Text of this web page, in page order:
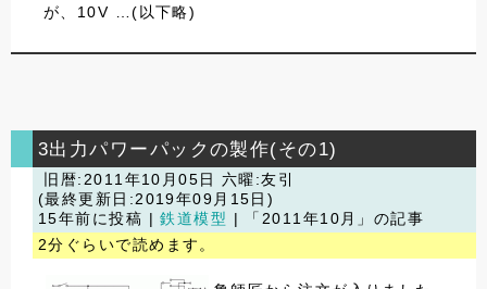
が、10V …(以下略)
3出力パワーパックの製作(その1)
旧暦:2011年10月05日 六曜:友引
(最終更新日:2019年09月15日)
15年前に投稿 |鉄道模型
| 「2011年10月」の記事
2分ぐらいで読めます。